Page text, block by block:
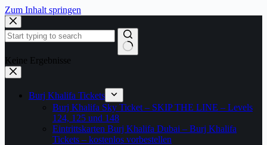
Zum Inhalt springen
Keine Ergebnisse
Burj Khalifa Tickets
Burj Khalifa Sky Ticket – SKIP THE LINE – Levels
124, 125 und 148
Eintrittskarten Burj Khalifa Dubai – Burj Khalifa
Tickets – kostenlos vorbestellen